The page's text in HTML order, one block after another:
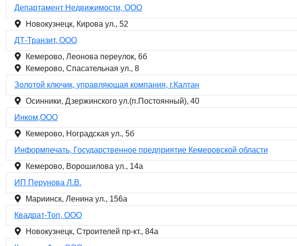
Департамент Недвижимости, ООО
Новокузнецк, Кирова ул., 52
ДТ-Транзит, ООО
Кемерово, Леонова переулок, 6б
Кемерово, Спасательная ул., 8
Золотой ключик, управляющая компания, г.Калтан
Осинники, Дзержинского ул.(п.Постоянный), 40
Инком,ООО
Кемерово, Ноградская ул., 5б
Информпечать, Государственное предприятие Кемеровской области
Кемерово, Ворошилова ул., 14а
ИП Перунова Л.В.
Мариинск, Ленина ул., 156а
Квадрат-Топ, ООО
Новокузнецк, Строителей пр-кт., 84а